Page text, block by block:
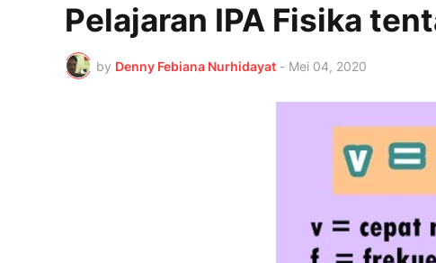
Pelajaran IPA Fisika
by Denny Febiana Nurhidayat - Mei 04, 2020